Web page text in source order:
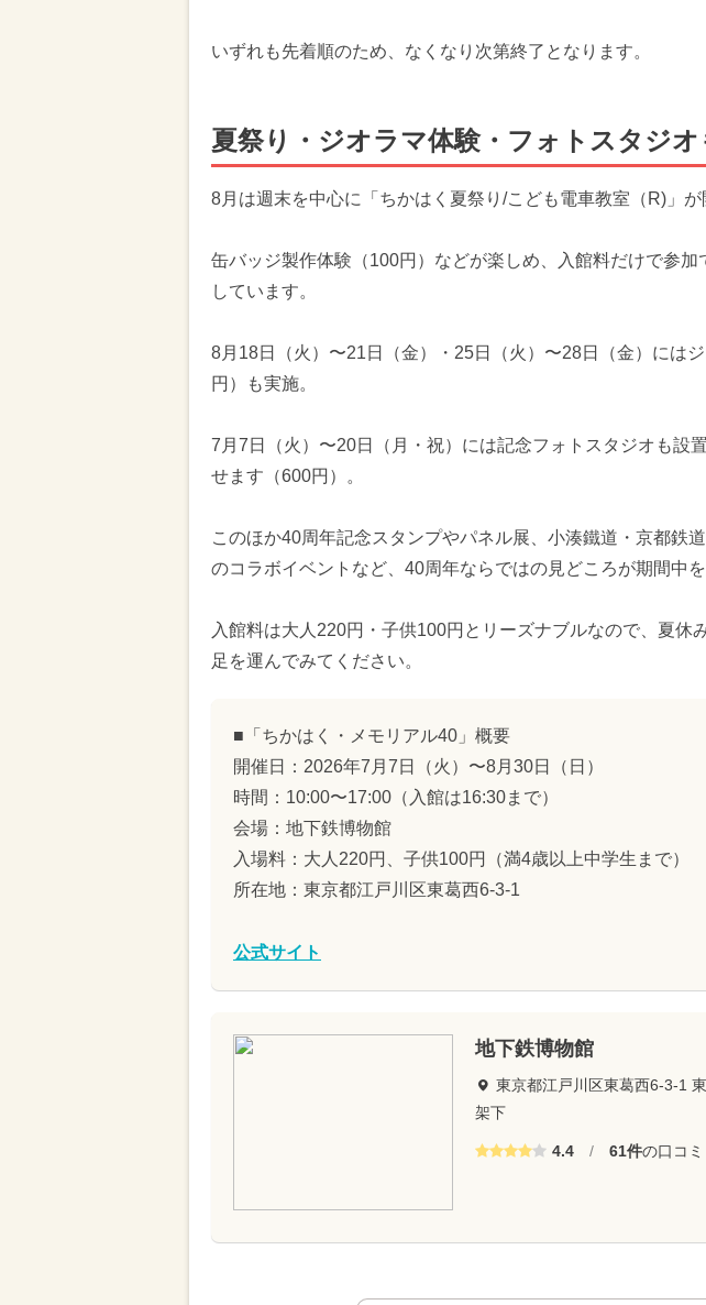
いずれも先着順のため、なくなり次第終了となります。
夏祭り・ジオラマ体験・フォトスタジオ
8月は週末を中心に「ちかはく夏祭り/こども電車教室（R)」が
缶バッジ製作体験（100円）などが楽しめ、入館料だけで参加
しています。
8月18日（火）〜21日（金）・25日（火）〜28日（金）には
円）も実施。
7月7日（火）〜20日（月・祝）には記念フォトスタジオも設
せます（600円）。
このほか40周年記念スタンプやパネル展、小湊鐵道・京都鉄
のコラボイベントなど、40周年ならではの見どころが期間中を
入館料は大人220円・子供100円とリーズナブルなので、夏休
足を運んでみてください。
■「ちかはく・メモリアル40」概要
開催日：2026年7月7日（火）〜8月30日（日）
時間：10:00〜17:00（入館は16:30まで）
会場：地下鉄博物館
入場料：大人220円、子供100円（満4歳以上中学生まで）
所在地：東京都江戸川区東葛西6-3-1
公式サイト
地下鉄博物館
東京都江戸川区東葛西6-3-1
架下
4.4 / 61件の口コミ